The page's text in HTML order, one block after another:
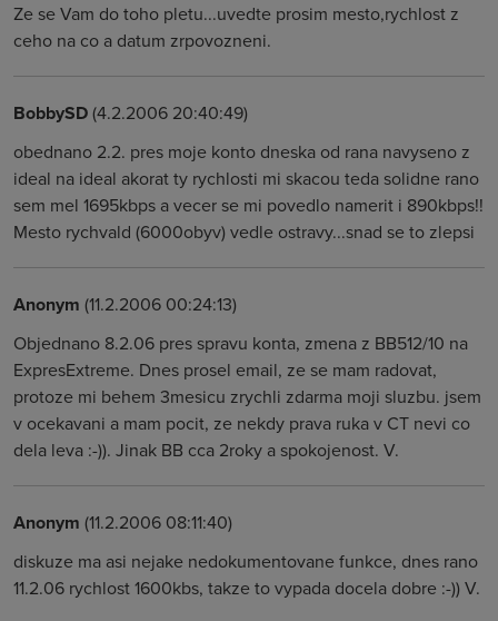
Ze se Vam do toho pletu...uvedte prosim mesto,rychlost z
ceho na co a datum zrpovozneni.
BobbySD(4.2.2006 20:40:49)
obednano 2.2. pres moje konto dneska od rana navyseno z
ideal na ideal akorat ty rychlosti mi skacou teda solidne rano
sem mel 1695kbps a vecer se mi povedlo namerit i 890kbps!!
Mesto rychvald (6000obyv) vedle ostravy...snad se to zlepsi
Anonym (11.2.2006 00:24:13)
Objednano 8.2.06 pres spravu konta, zmena z BB512/10 na
ExpresExtreme. Dnes prosel email, ze se mam radovat,
protoze mi behem 3mesicu zrychli zdarma moji sluzbu. jsem
v ocekavani a mam pocit, ze nekdy prava ruka v CT nevi co
dela leva :-)). Jinak BB cca 2roky a spokojenost. V.
Anonym (11.2.2006 08:11:40)
diskuze ma asi nejake nedokumentovane funkce, dnes rano
11.2.06 rychlost 1600kbs, takze to vypada docela dobre :-)) V.